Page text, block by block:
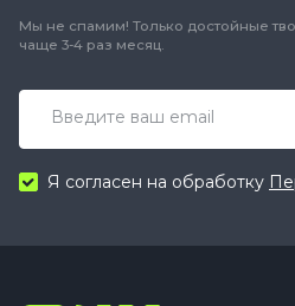
Мы не спамим! Только достойные
чаще 3-4 раз месяц.
Я согласен на обработку